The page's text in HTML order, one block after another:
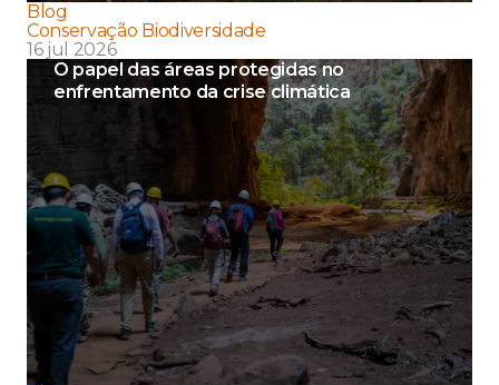
Blog
Conservação Biodiversidade
16 jul 2026
O papel das áreas protegidas no
enfrentamento da crise climática